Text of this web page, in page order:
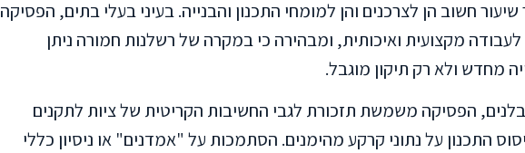
חשוב הן לצרכנים והן למומחי התכנון והבנייה. בעיני בעלי בתים, הפסיקה
מקצועית ואיכותית, ומבהירה כי במקרה של רשלנות חמורה ניתן
מחדש ולא רק תיקון מוגבל.
הפסיקה משמשת תזכורת לגבי החשיבות הקריטית של ציות לתקנים
התכנון על נתוני קרקע מהימנים. הסתמכות על "אמדנים" או ניסיון כללי